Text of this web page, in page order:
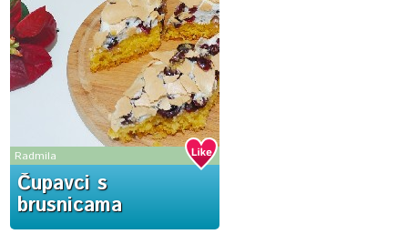
Radmila
Čupavci s
brusnicama